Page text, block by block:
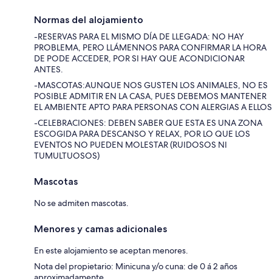
Normas del alojamiento
-RESERVAS PARA EL MISMO DÍA DE LLEGADA: NO HAY
PROBLEMA, PERO LLÁMENNOS PARA CONFIRMAR LA HORA
DE PODE ACCEDER, POR SI HAY QUE ACONDICIONAR
ANTES.
-MASCOTAS:AUNQUE NOS GUSTEN LOS ANIMALES, NO ES
POSIBLE ADMITIR EN LA CASA, PUES DEBEMOS MANTENER
EL AMBIENTE APTO PARA PERSONAS CON ALERGIAS A ELLOS
-CELEBRACIONES: DEBEN SABER QUE ESTA ES UNA ZONA
ESCOGIDA PARA DESCANSO Y RELAX, POR LO QUE LOS
EVENTOS NO PUEDEN MOLESTAR (RUIDOSOS NI
TUMULTUOSOS)
Mascotas
No se admiten mascotas.
Menores y camas adicionales
En este alojamiento se aceptan menores.
Nota del propietario: Minicuna y/o cuna: de 0 á 2 años